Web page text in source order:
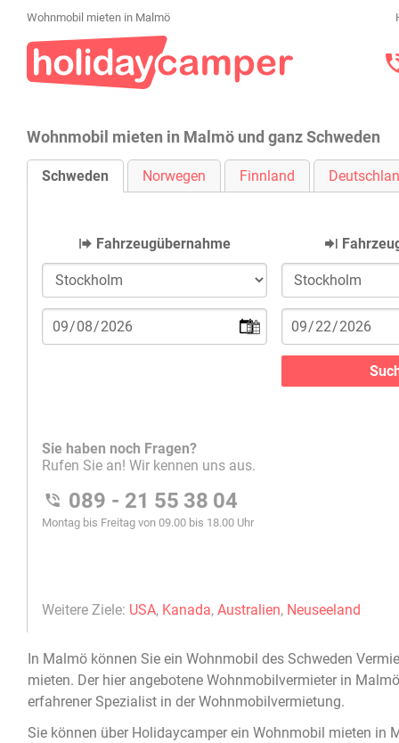
Wohnmobil mieten in Malmö
Wohnmobil mieten in Malmö und ganz Schweden
In Malmö können Sie ein Wohnmobil des Schweden
mieten. Der hier angebotene Wohnmobilvermieter in Malmö
erfahrener Spezialist in der Wohnmobilvermietung.
Sie können über Holidaycamper ein Wohnmobil mieten in